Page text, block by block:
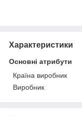
Характеристики
Основні атрибути
Країна виробник
Виробник